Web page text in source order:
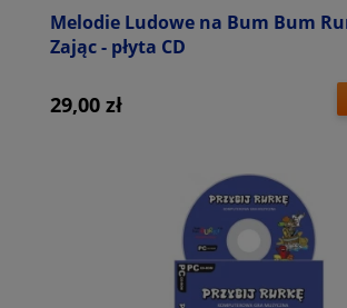
Melodie Ludowe na Bum Bum
Zając - płyta CD
29,00 zł